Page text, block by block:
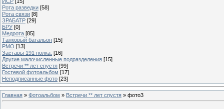
Рота разведки [58]
Рота связи [8]
ЗРАБАТР [29]
БРУ [0]
Медрота [85]
Танковый батальон [15]
РМО [13]
Заставы 191 полка. [16]
Другие малочисленные подразделения [15]
Встречи ** лет спустя [99]
Гостевой фотоальбом [17]
Неподписанные фото [23]
Главная » Фотоальбом » Встречи ** лет спустя » фото3